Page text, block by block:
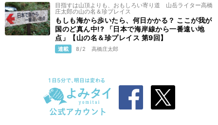
目指すは山頂よりも、おもしろい寄り道 山岳ライター高橋
庄太郎の山の名＆珍プレイス
もしも海から歩いたら、何日かかる？ ここが我が
国のど真ん中!? 「日本で海岸線から一番遠い地
点」【山の名＆珍プレイス 第9回】
連載 8/2 高橋庄太郎